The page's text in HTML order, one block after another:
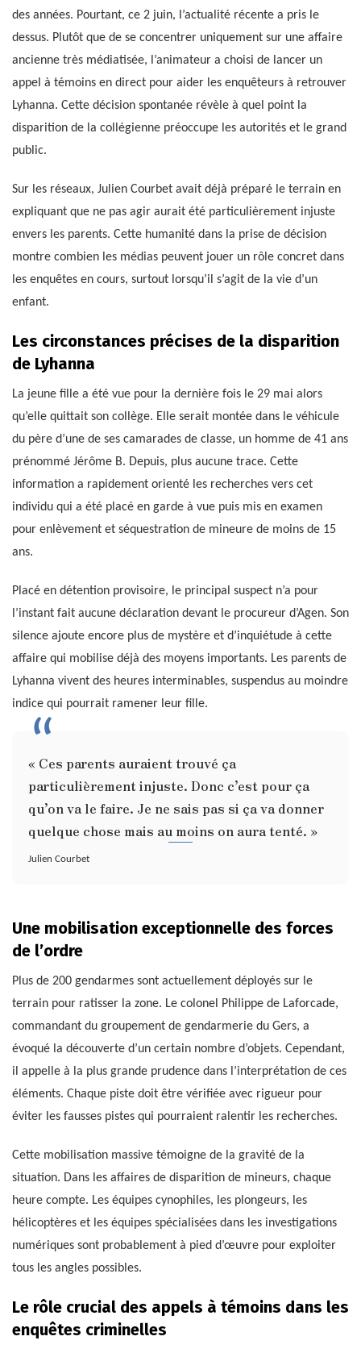
des années. Pourtant, ce 2 juin, l’actualité récente a pris le
dessus. Plutôt que de se concentrer uniquement sur une affaire
ancienne très médiatisée, l’animateur a choisi de lancer un
appel à témoins en direct pour aider les enquêteurs à retrouver
Lyhanna. Cette décision spontanée révèle à quel point la
disparition de la collégienne préoccupe les autorités et le grand
public.
Sur les réseaux, Julien Courbet avait déjà préparé le terrain en
expliquant que ne pas agir aurait été particulièrement injuste
envers les parents. Cette humanité dans la prise de décision
montre combien les médias peuvent jouer un rôle concret dans
les enquêtes en cours, surtout lorsqu’il s’agit de la vie d’un
enfant.
Les circonstances précises de la disparition
de Lyhanna
La jeune fille a été vue pour la dernière fois le 29 mai alors
qu’elle quittait son collège. Elle serait montée dans le véhicule
du père d’une de ses camarades de classe, un homme de 41 ans
prénommé Jérôme B. Depuis, plus aucune trace. Cette
information a rapidement orienté les recherches vers cet
individu qui a été placé en garde à vue puis mis en examen
pour enlèvement et séquestration de mineure de moins de 15
ans.
Placé en détention provisoire, le principal suspect n’a pour
l’instant fait aucune déclaration devant le procureur d’Agen. Son
silence ajoute encore plus de mystère et d’inquiétude à cette
affaire qui mobilise déjà des moyens importants. Les parents de
Lyhanna vivent des heures interminables, suspendus au moindre
indice qui pourrait ramener leur fille.
« Ces parents auraient trouvé ça
particulièrement injuste. Donc c’est pour ça
qu’on va le faire. Je ne sais pas si ça va donner
quelque chose mais au moins on aura tenté. »
Julien Courbet
Une mobilisation exceptionnelle des forces
de l’ordre
Plus de 200 gendarmes sont actuellement déployés sur le
terrain pour ratisser la zone. Le colonel Philippe de Laforcade,
commandant du groupement de gendarmerie du Gers, a
évoqué la découverte d’un certain nombre d’objets. Cependant,
il appelle à la plus grande prudence dans l’interprétation de ces
éléments. Chaque piste doit être vérifiée avec rigueur pour
éviter les fausses pistes qui pourraient ralentir les recherches.
Cette mobilisation massive témoigne de la gravité de la
situation. Dans les affaires de disparition de mineurs, chaque
heure compte. Les équipes cynophiles, les plongeurs, les
hélicoptères et les équipes spécialisées dans les investigations
numériques sont probablement à pied d’œuvre pour exploiter
tous les angles possibles.
Le rôle crucial des appels à témoins dans les
enquêtes criminelles